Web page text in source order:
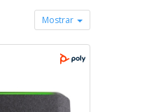
Mostrar